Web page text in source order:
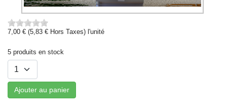
7,00 € (5,83 € Hors Taxes) l'unité
5 produits en stock
Ajouter au panier